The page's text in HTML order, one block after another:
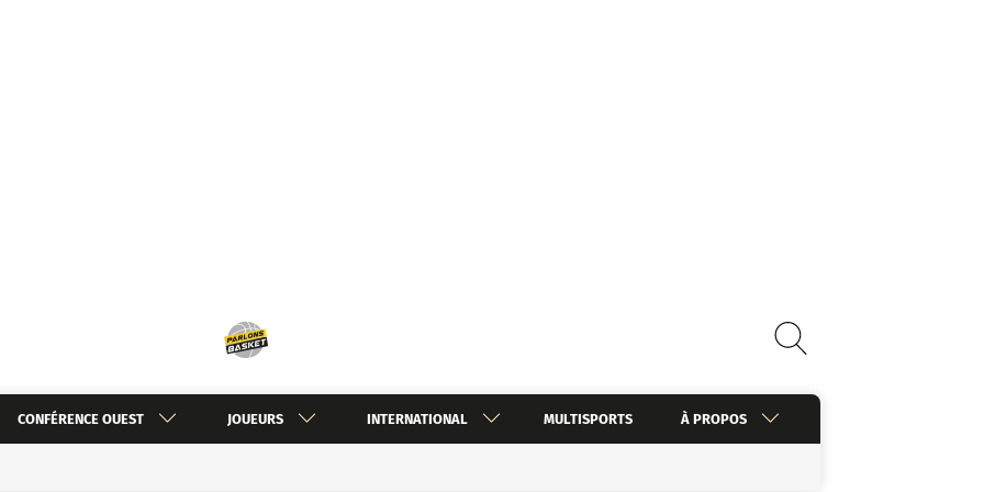
CONFÉRENCE OUEST JOUEURS INTERNATIONAL MULTISPORTS À PROPOS